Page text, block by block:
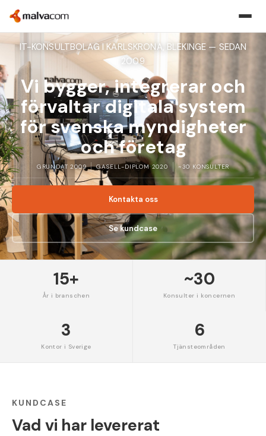
IT-KONSULTBOLAG I KARLSKRONA, BLEKINGE — SEDAN
2009
Vi bygger, integrerar och
förvaltar digitala system
för svenska myndigheter
och företag
GRUNDAT 2009 GASELL-DIPLOM 2020 ~30 KONSULTER
Kontakta oss
Se kundcase
15+
År i branschen
~30
Konsulter i koncernen
3
Kontor i Sverige
6
Tjänsteområden
KUNDCASE
Vad vi har levererat